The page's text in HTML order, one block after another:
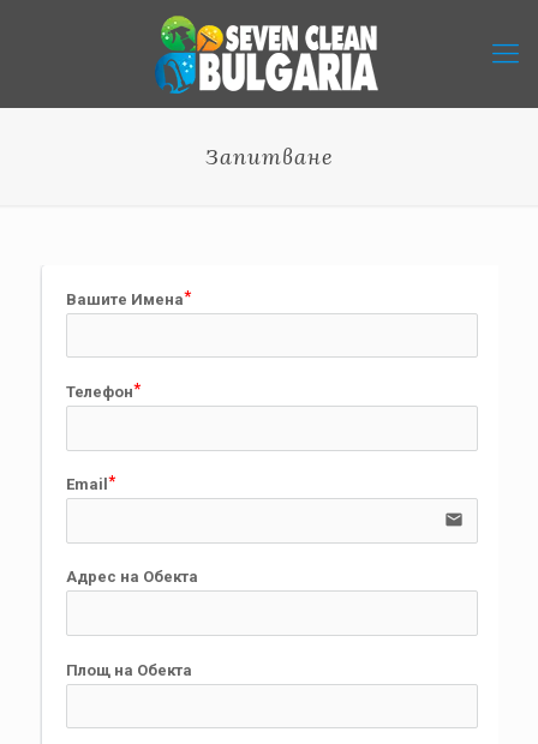
Запитване
Вашите Имена
Телефон
Email
email
Адрес на Обекта
Площ на Обекта